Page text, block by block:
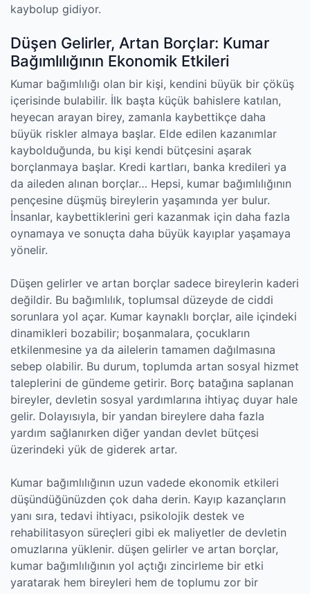
kaybolup gidiyor.
Düşen Gelirler, Artan Borçlar: Kumar
Bağımlılığının Ekonomik Etkileri
Kumar bağımlılığı olan bir kişi, kendini büyük bir çöküş
içerisinde bulabilir. İlk başta küçük bahislere katılan,
heyecan arayan birey, zamanla kaybettikçe daha
büyük riskler almaya başlar. Elde edilen kazanımlar
kaybolduğunda, bu kişi kendi bütçesini aşarak
borçlanmaya başlar. Kredi kartları, banka kredileri ya
da aileden alınan borçlar… Hepsi, kumar bağımlılığının
pençesine düşmüş bireylerin yaşamında yer bulur.
İnsanlar, kaybettiklerini geri kazanmak için daha fazla
oynamaya ve sonuçta daha büyük kayıplar yaşamaya
yönelir.
Düşen gelirler ve artan borçlar sadece bireylerin kaderi
değildir. Bu bağımlılık, toplumsal düzeyde de ciddi
sorunlara yol açar. Kumar kaynaklı borçlar, aile içindeki
dinamikleri bozabilir; boşanmalara, çocukların
etkilenmesine ya da ailelerin tamamen dağılmasına
sebep olabilir. Bu durum, toplumda artan sosyal hizmet
taleplerini de gündeme getirir. Borç batağına saplanan
bireyler, devletin sosyal yardımlarına ihtiyaç duyar hale
gelir. Dolayısıyla, bir yandan bireylere daha fazla
yardım sağlanırken diğer yandan devlet bütçesi
üzerindeki yük de giderek artar.
Kumar bağımlılığının uzun vadede ekonomik etkileri
düşündüğünüzden çok daha derin. Kayıp kazançların
yanı sıra, tedavi ihtiyacı, psikolojik destek ve
rehabilitasyon süreçleri gibi ek maliyetler de devletin
omuzlarına yüklenir. düşen gelirler ve artan borçlar,
kumar bağımlılığının yol açtığı zincirleme bir etki
yaratarak hem bireyleri hem de toplumu zor bir